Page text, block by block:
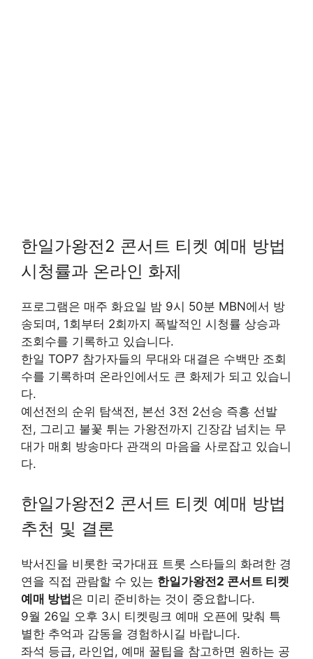
한일가왕전2 콘서트 티켓 예매 방법
시청률과 온라인 화제
프로그램은 매주 화요일 밤 9시 50분 MBN에서 방
송되며, 1회부터 2회까지 폭발적인 시청률 상승과
조회수를 기록하고 있습니다.
한일 TOP7 참가자들의 무대와 대결은 수백만 조회
수를 기록하며 온라인에서도 큰 화제가 되고 있습니
다.
예선전의 순위 탐색전, 본선 3전 2선승 즉흥 선발
전, 그리고 불꽃 튀는 가왕전까지 긴장감 넘치는 무
대가 매회 방송마다 관객의 마음을 사로잡고 있습니
다.
한일가왕전2 콘서트 티켓 예매 방법
추천 및 결론
박서진을 비롯한 국가대표 트롯 스타들의 화려한 경
연을 직접 관람할 수 있는 한일가왕전2 콘서트 티켓
예매 방법은 미리 준비하는 것이 중요합니다.
9월 26일 오후 3시 티켓링크 예매 오픈에 맞춰 특
별한 추억과 감동을 경험하시길 바랍니다.
좌석 등급, 라인업, 예매 꿀팁을 참고하면 원하는 공